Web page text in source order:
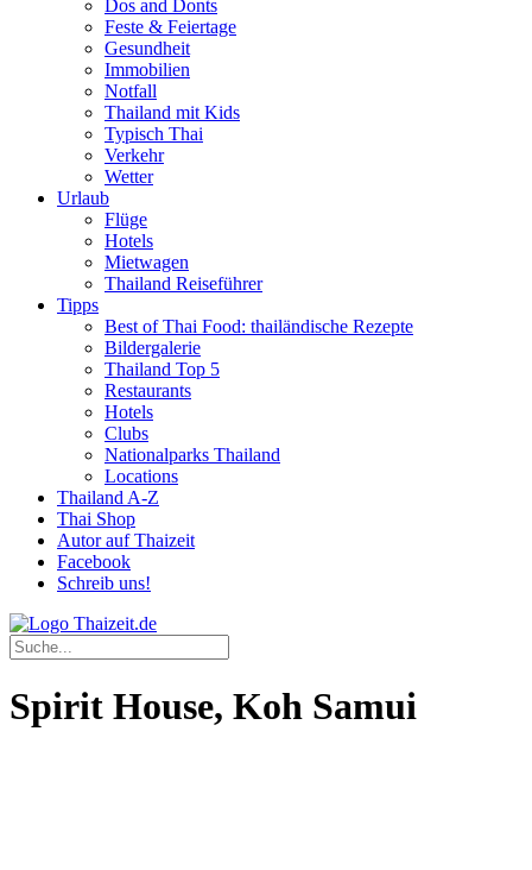
Dos and Donts
Feste & Feiertage
Gesundheit
Immobilien
Notfall
Thailand mit Kids
Typisch Thai
Verkehr
Wetter
Urlaub
Flüge
Hotels
Mietwagen
Thailand Reiseführer
Tipps
Best of Thai Food: thailändische Rezepte
Bildergalerie
Thailand Top 5
Restaurants
Hotels
Clubs
Nationalparks Thailand
Locations
Thailand A-Z
Thai Shop
Autor auf Thaizeit
Facebook
Schreib uns!
Spirit House, Koh Samui